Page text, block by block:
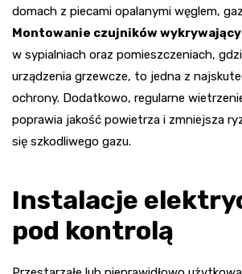
domach z piecami opalanymi węglem,
Montowanie czujników
w sypialniach oraz pomieszczeniach,
urządzenia grzewcze, to jedna z
ochrony. Dodatkowo, regularne
poprawia jakość powietrza i zmniejsza
się szkodliwego gazu.
Instalacje
pod kontrolą